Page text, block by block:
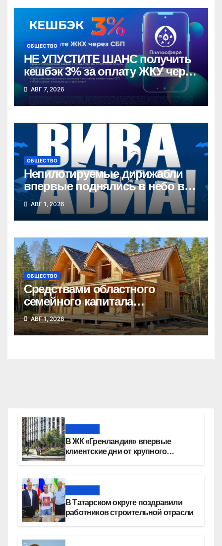
ОБЩЕСТВО
НЕ УПУСТИТЕ ШАНС получить
кешбэк 3% за оплату ЖКУ через
СБП в «Платосфере»
АВГ 7, 2026
ОБЩЕСТВО
Непилотируемые дирижабли
впервые поднялись в небо в
Новосибирской области
АВГ 1, 2026
ОБЩЕСТВО
Средствами областного
семейного капитала
воспользовались почти 50
тысяч семей
АВГ 1, 2026
В ЖК «Гренландия» впервые
клиентские дни от крупного
В Татарском округе поздравили
работников строительной отрасли